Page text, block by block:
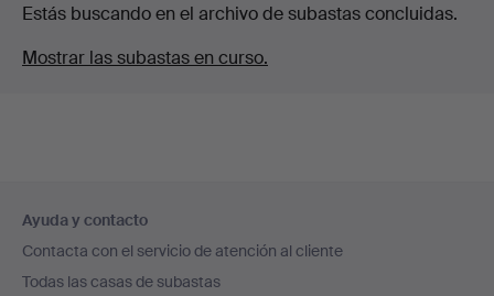
Estás buscando en el archivo de subastas concluidas.
Mostrar las subastas en curso.
en
el
Ayuda y contacto
Contacta con el servicio de atención al cliente
Todas las casas de subastas